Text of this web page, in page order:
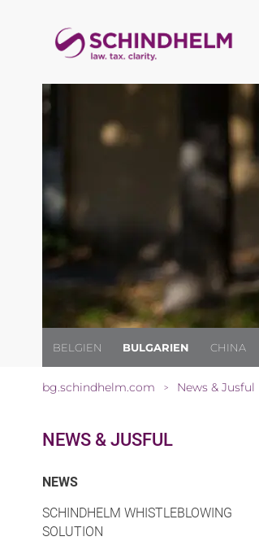
BELGIEN BULGARIEN CHINA
bg.schindhelm.com > News & Jusful
NEWS & JUSFUL
NEWS(CURRENT)
SCHINDHELM WHISTLEBLOWING
SOLUTION